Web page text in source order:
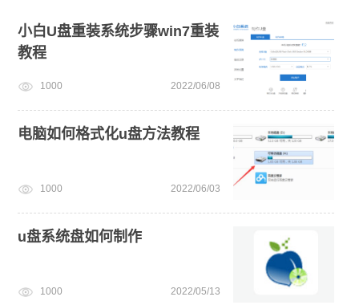
安装系统win7 win11怎么升级
小白U盘重装系统步骤win7重装
教程
1000 2022/06/08
电脑如何格式化u盘方法教程
1000 2022/06/03
u盘系统盘如何制作
1000 2022/05/13